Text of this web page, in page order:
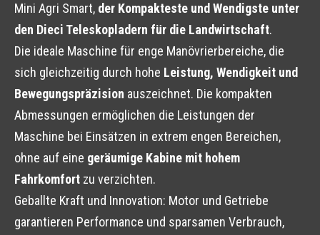
Mini Agri Smart, der Kompakteste und Wendigste unter
den Dieci Teleskopladern für die Landwirtschaft.
Die ideale Maschine für enge Manövrierbereiche, die
sich gleichzeitig durch hohe Leistung, Wendigkeit und
Bewegungspräzision auszeichnet. Die kompakten
Abmessungen ermöglichen die Leistungen der
Maschine bei Einsätzen in extrem engen Bereichen,
ohne auf eine geräumige Kabine mit hohem
Fahrkomfort zu verzichten.
Geballte Kraft und Innovation: Motor und Getriebe
garantieren Performance und sparsamen Verbrauch,